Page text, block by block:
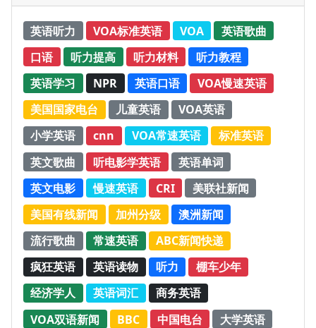
英语听力 VOA标准英语 VOA
英语歌曲
口语
听力提高 听力材料
听力教程
英语学习
NPR 英语口语
VOA慢速英语
美国国家电台
儿童英语
VOA英语
小学英语
cnn VOA常速英语
标准英语
英文歌曲
听电影学英语
英语单词
英文电影
慢速英语 CRI
美联社新闻
美国有线新闻
加州分级
澳洲新闻
流行歌曲
常速英语
ABC新闻快递
疯狂英语
英语读物 听力
棚车少年
经济学人
英语词汇
商务英语
VOA双语新闻
BBC 中国电台
大学英语